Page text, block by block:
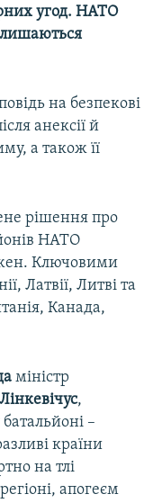
угод. НАТО
на безпекові
анексії й
а також її
рішення про
НАТО
Ключовими
Латвії, Литві та
Канада,
міністр
,
–
країни
на тлі
апогеєм